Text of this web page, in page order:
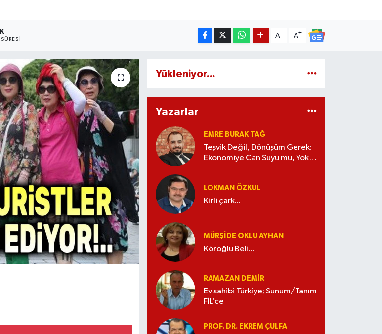
A- A+
Yükleniyor...
Yazarlar
EMRE BURAK TAĞ
Teşvik Değil, Dönüşüm Gerek:
Ekonomiye Can Suyu mu, Yoksa
LOKMAN ÖZKUL
Kirli çark...
MÜRŞIDE OKLU AYHAN
Köroğlu Beli...
RAMAZAN DEMİR
Ev sahibi Türkiye; Sunum/Tanım
FİL’ce
PROF. DR. EKREM ÇULFA